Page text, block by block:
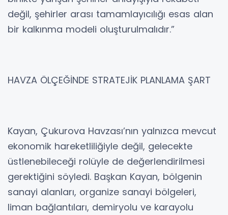
değil, şehirler arası tamamlayıcılığı esas alan
bir kalkınma modeli oluşturulmalıdır.”
HAVZA ÖLÇEĞİNDE STRATEJİK PLANLAMA ŞART
Kayan, Çukurova Havzası’nın yalnızca mevcut
ekonomik hareketliliğiyle değil, gelecekte
üstlenebileceği rolüyle de değerlendirilmesi
gerektiğini söyledi. Başkan Kayan, bölgenin
sanayi alanları, organize sanayi bölgeleri,
liman bağlantıları, demiryolu ve karayolu